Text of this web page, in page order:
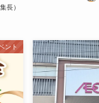
長）
ント